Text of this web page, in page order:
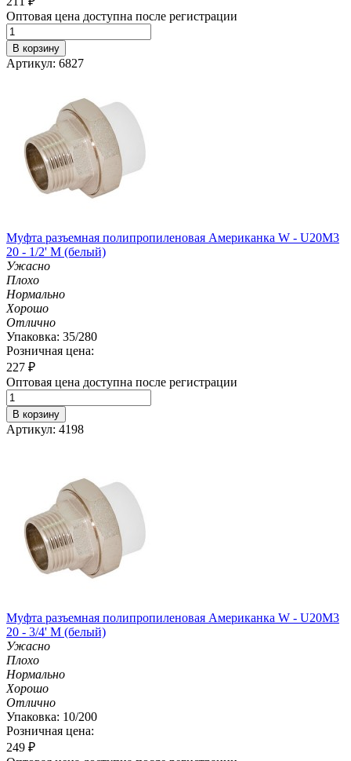
Оптовая цена доступна после регистрации
В корзину
Артикул: 6827
Муфта разъемная полипропиленовая Американка W - U20M3
20 - 1/2' M (белый)
Ужасно
Плохо
Нормально
Хорошо
Отлично
Упаковка: 35/280
Розничная цена:
227 ₽
Оптовая цена доступна после регистрации
В корзину
Артикул: 4198
Муфта разъемная полипропиленовая Американка W - U20M3
20 - 3/4' M (белый)
Ужасно
Плохо
Нормально
Хорошо
Отлично
Упаковка: 10/200
Розничная цена:
249 ₽